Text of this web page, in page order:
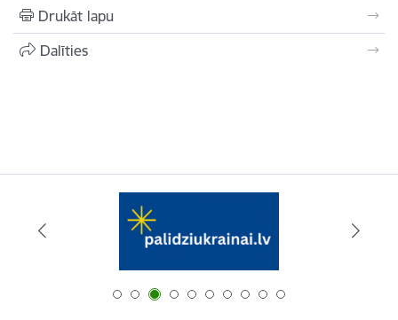
Drukāt lapu
Dalīties